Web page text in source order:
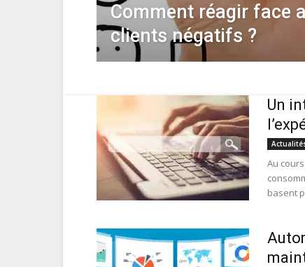
Comment réagir face
clients négatifs ?
Un
Au
basent